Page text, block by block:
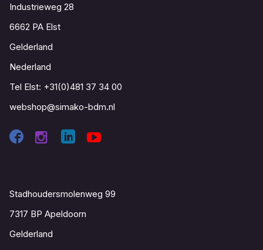
Industrieweg 28
6662 PA Elst
Gelderland
Nederland
Tel Elst: +31(0)481 37 34 00
webshop@simako-bdm.nl
Stadhoudersmolenweg 99
7317 BP Apeldoorn
Gelderland